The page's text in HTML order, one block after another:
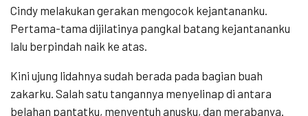
Cindy melakukan gerakan mengocok kejantananku.
Pertama-tama dijilatinya pangkal batang kejantananku
lalu berpindah naik ke atas.
Kini ujung lidahnya sudah berada pada bagian buah
zakarku. Salah satu tangannya menyelinap di antara
belahan pantatku, menyentuh anusku, dan merabanya.